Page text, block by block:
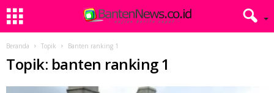
Beranda Topik Banten ranking 1
Topik: banten ranking 1